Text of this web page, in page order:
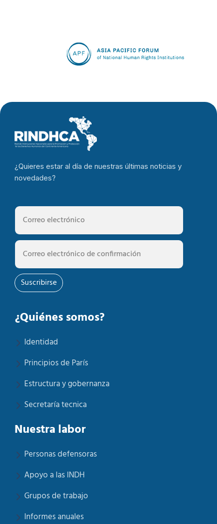
¿Quieres estar al día de nuestras últimas noticias y
novedades?
Suscribirse
¿Quiénes somos?
Identidad
Principios de París
Estructura y gobernanza
Secretaría tecnica
Nuestra labor
Personas defensoras
Apoyo a las INDH
Grupos de trabajo
Informes anuales